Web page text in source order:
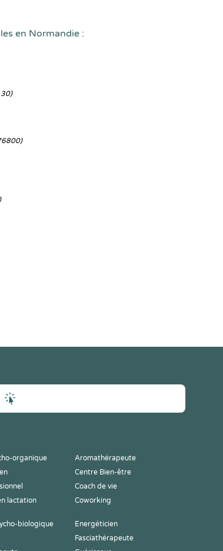
en Normandie :
organique
Aromathérapeute
Centre Bien-être
Coach de vie
lactation Coworking
biologique
Energéticien
Fasciathérapeute